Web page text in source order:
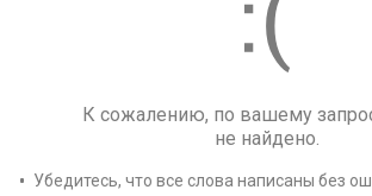
К сожалению, по вашему
не найдено.
Убедитесь, что все слова написаны без